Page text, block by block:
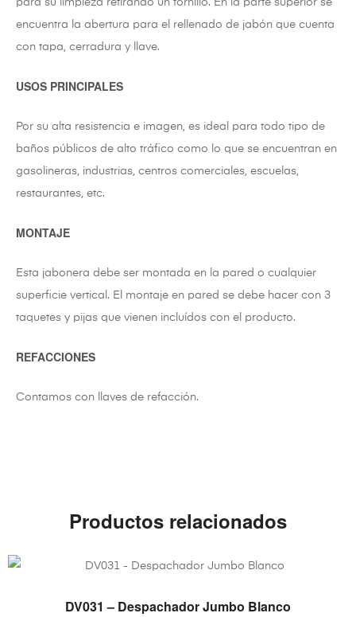
para su limpieza retirando un tornillo. En la parte superior se
encuentra la abertura para el rellenado de jabón que cuenta
con tapa, cerradura y llave.
USOS PRINCIPALES
Por su alta resistencia e imagen, es ideal para todo tipo de
baños públicos de alto tráfico como lo que se encuentran en
gasolineras, industrias, centros comerciales, escuelas,
restaurantes, etc.
MONTAJE
Esta jabonera debe ser montada en la pared o cualquier
superficie vertical. El montaje en pared se debe hacer con 3
taquetes y pijas que vienen incluídos con el producto.
REFACCIONES
Contamos con llaves de refacción.
Productos relacionados
VER PRODUCTO
DV031 – Despachador Jumbo Blanco